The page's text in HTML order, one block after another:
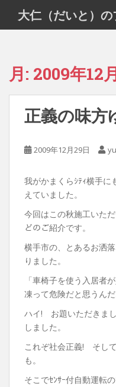
i
大仁（だいと）の
月: 2009年12
正義の味方
2009年12月29日
我がかまくらｼﾃｨ横手に
えていました。
今回はこの秋施工いた
どのご紹介です。
横手市の、とあるお洒
りました。
「車椅子を使う入居者
凍って危険だと思うん
ハイ! お題いただきま
しました。
これぞ社会正義! そし
も。
そこでｾﾝｻｰ付自動運転